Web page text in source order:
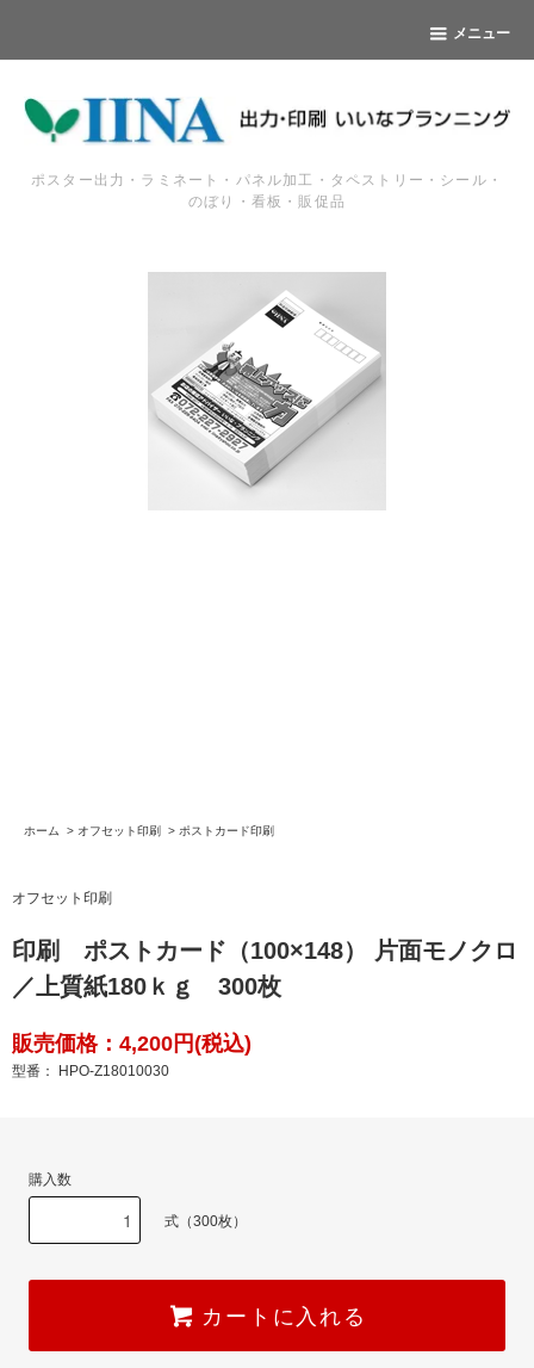
メニュー
ポスター出力・ラミネート・パネル加工・タペストリー・シール・
のぼり・看板・販促品
ホーム > オフセット印刷 > ポストカード印刷
オフセット印刷
印刷 ポストカード（100×148） 片面モノクロ
／上質紙180ｋｇ 300枚
販売価格：4,200円(税込)
型番： HPO-Z18010030
購入数
式（300枚）
カートに入れる